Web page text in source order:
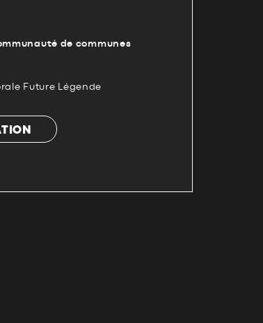
de communes
Future Légende